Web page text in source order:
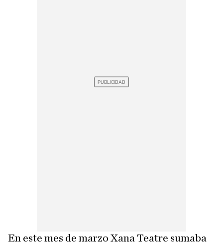
En este mes de marzo Xana Teatre sumaba